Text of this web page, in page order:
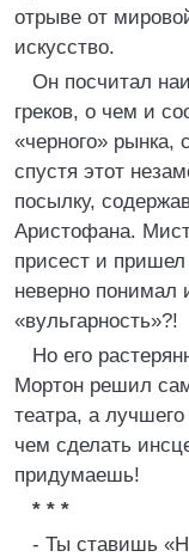
отрыве от
искусство.
Он посчитал
греков, о чем и
«черного»
спустя этот
посылку,
Аристофана.
присест и
неверно понимал
«вульгарность»?!
Но его
Мортон решил
театра, а
чем сделать
придумаешь!
* * *
- Ты ставишь